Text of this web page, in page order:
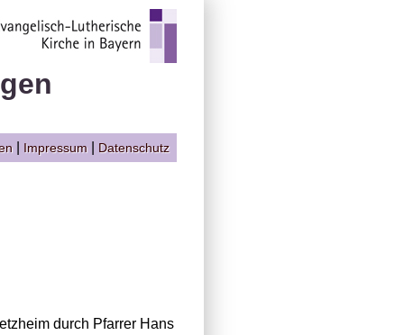
Impressum Datenschutz
durch Pfarrer Hans